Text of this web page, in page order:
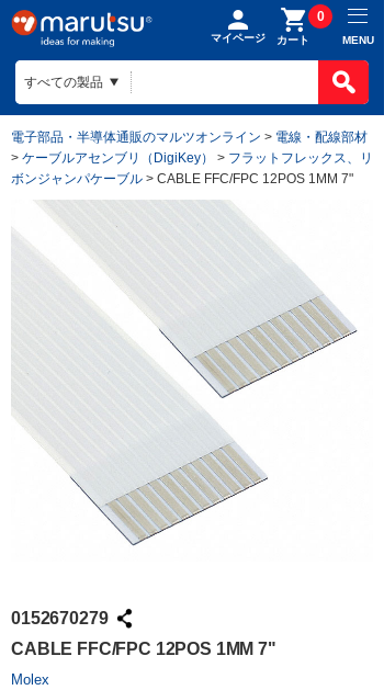
マイページ カート
0
MENU
電子部品・半導体通販のマルツオンライン > 電線・配線部材
> ケーブルアセンブリ（DigiKey） > フラットフレックス、リ
ボンジャンパケーブル > CABLE FFC/FPC 12POS 1MM 7"
0152670279
CABLE FFC/FPC 12POS 1MM 7"
Molex